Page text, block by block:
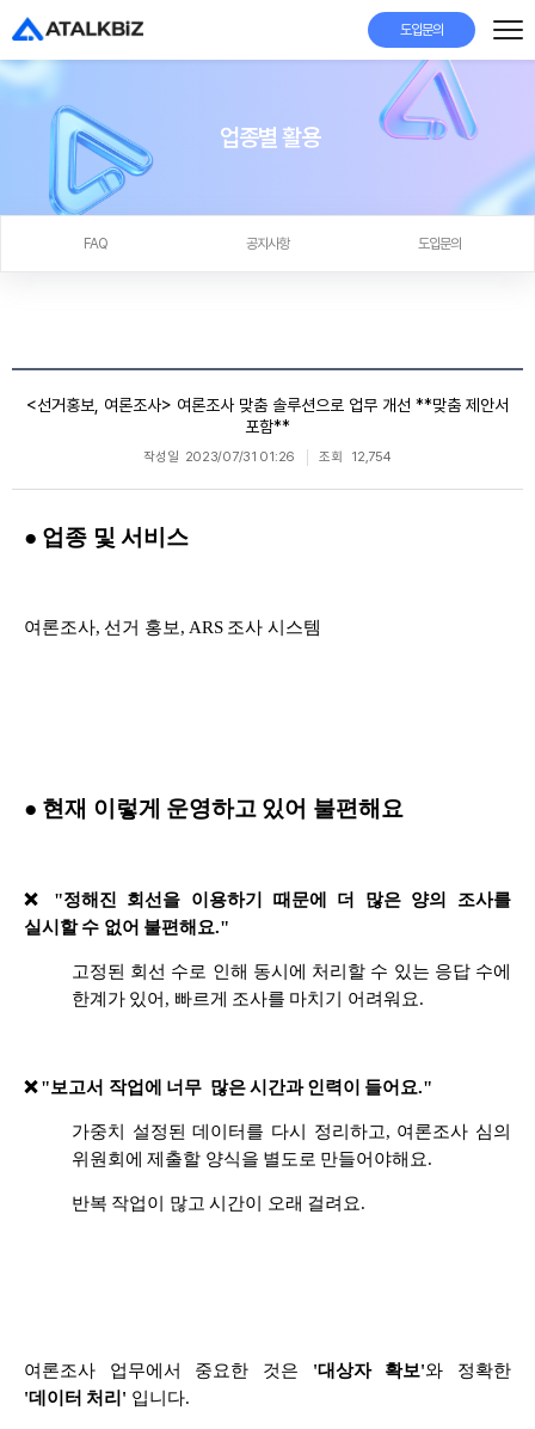
도입문의
업종별 활용
FAQ 공지사항 도입문의
<선거홍보, 여론조사> 여론조사 맞춤 솔루션으로 업무 개선 **맞춤 제안서
포함**
작성일 2023/07/31 01:26 조회 12,754
● 업종 및 서비스
여론조사, 선거 홍보, ARS 조사 시스템
● 현재 이렇게 운영하고 있어 불편해요
❌ "정해진 회선을 이용하기 때문에 더 많은 양의 조사를
실시할 수 없어 불편해요."
고정된 회선 수로 인해 동시에 처리할 수 있는 응답 수에
한계가 있어, 빠르게 조사를 마치기 어려워요.
❌ "보고서 작업에 너무 많은 시간과 인력이 들어요."
가중치 설정된 데이터를 다시 정리하고, 여론조사 심의
위원회에 제출할 양식을 별도로 만들어야해요.
반복 작업이 많고 시간이 오래 걸려요.
여론조사 업무에서 중요한 것은 '대상자 확보'와 정확한
'데이터 처리' 입니다.